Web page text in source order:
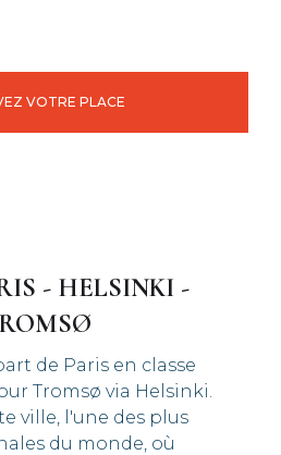
VOTRE PLACE
- HELSINKI -
de Paris en classe
Tromsø via Helsinki.
ville, l'une des plus
du monde, où